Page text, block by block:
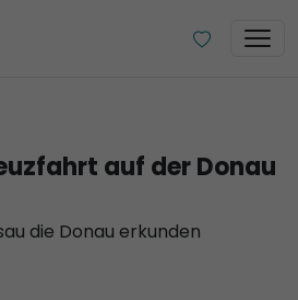
auf der Donau
die Donau erkunden